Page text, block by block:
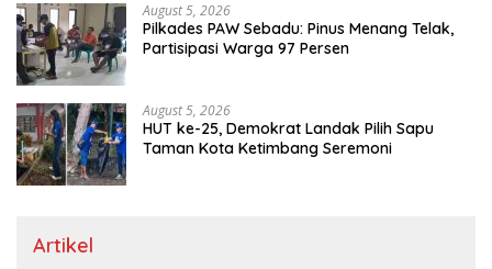
August 5, 2026
Pilkades PAW Sebadu: Pinus Menang Telak,
Partisipasi Warga 97 Persen
August 5, 2026
HUT ke-25, Demokrat Landak Pilih Sapu
Taman Kota Ketimbang Seremoni
Artikel